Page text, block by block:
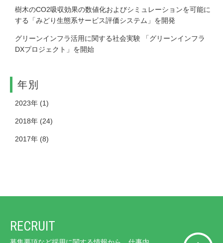
樹木のCO2吸収効果の数値化およびシミュレーションを可能に
する「みどり生態系サービス評価システム」を開発
グリーンインフラ活用に関する社会実験 「グリーンインフラ
DXプロジェクト」を開始
年別
2023年 (1)
2018年 (24)
2017年 (8)
RECRUIT